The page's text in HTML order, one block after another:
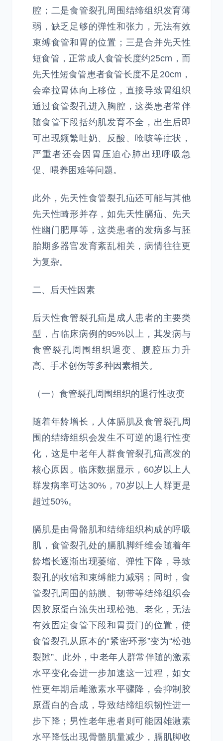
腔；二是食管裂孔周围结缔组织发育薄
弱，缺乏足够的弹性和张力，无法有效
束缚食管和胃的位置；三是合并先天性
短食管，正常成人食管长度约25cm，而
先天性短食管患者食管长度不足20cm，
会牵拉胃体向上移位，直接导致胃组织
通过食管裂孔进入胸腔，这类患者常伴
随食管下段括约肌发育不全，出生后即
可出现频繁吐奶、反酸、呛咳等症状，
严重者还会因胃压迫心肺出现呼吸急
促、喂养困难等问题。
此外，先天性食管裂孔疝还可能与其他
先天性畸形并存，如先天性膈疝、先天
性幽门肥厚等，这类患者的发病多与胚
胎期多器官发育紊乱相关，病情往往更
为复杂。
二、后天性因素
后天性食管裂孔疝是成人患者的主要类
型，占临床病例的95%以上，其发病与
食管裂孔周围组织退变、腹腔压力升
高、手术创伤等多种因素相关。
（一）食管裂孔周围组织的退行性改变
随着年龄增长，人体膈肌及食管裂孔周
围的结缔组织会发生不可逆的退行性变
化，这是中老年人群食管裂孔疝高发的
核心原因。临床数据显示，60岁以上人
群发病率可达30%，70岁以上人群更是
超过50%。
膈肌是由骨骼肌和结缔组织构成的呼吸
肌，食管裂孔处的膈肌脚纤维会随着年
龄增长逐渐出现萎缩、弹性下降，导致
裂孔的收缩和束缚能力减弱；同时，食
管裂孔周围的筋膜、韧带等结缔组织会
因胶原蛋白流失出现松弛、老化，无法
有效固定食管下段和胃贲门的位置，使
食管裂孔从原本的“紧密环形”变为“松弛
裂隙”。此外，中老年人群常伴随的激素
水平变化会进一步加速这一过程，如女
性更年期后雌激素水平骤降，会抑制胶
原蛋白的合成，导致结缔组织韧性进一
步下降；男性老年患者则可能因雄激素
水平降低出现骨骼肌量减少，膈肌脚收